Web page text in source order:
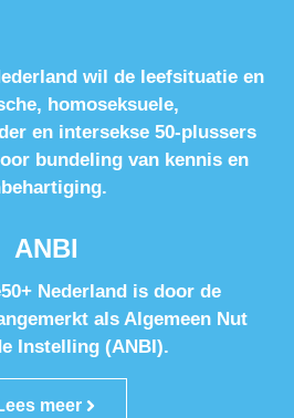
wil de leefsituatie en
homoseksuele,
en intersekse 50-plussers
bundeling van kennis en
ANBI
Nederland is door de
als Algemeen Nut
Instelling (ANBI).
meer